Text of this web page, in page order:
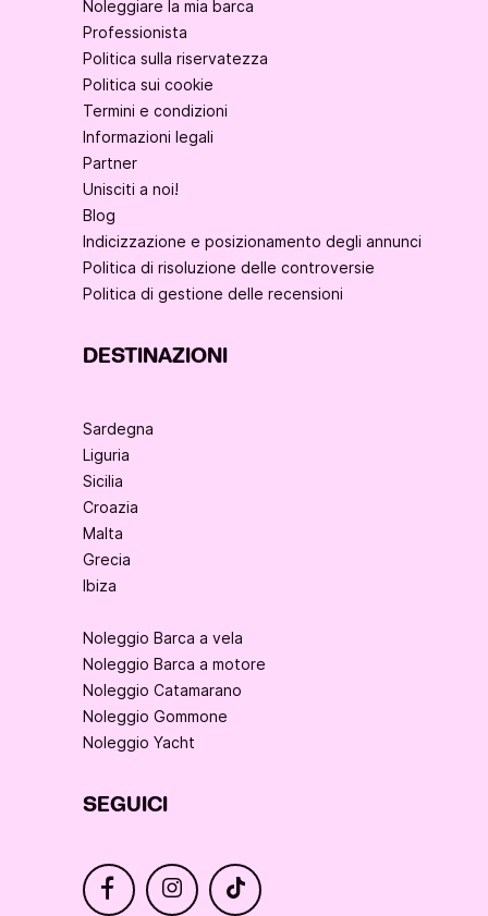
Noleggiare la mia barca
Professionista
Politica sulla riservatezza
Politica sui cookie
Termini e condizioni
Informazioni legali
Partner
Unisciti a noi!
Blog
Indicizzazione e posizionamento degli annunci
Politica di risoluzione delle controversie
Politica di gestione delle recensioni
DESTINAZIONI
Sardegna
Liguria
Sicilia
Croazia
Malta
Grecia
Ibiza
Noleggio Barca a vela
Noleggio Barca a motore
Noleggio Catamarano
Noleggio Gommone
Noleggio Yacht
SEGUICI